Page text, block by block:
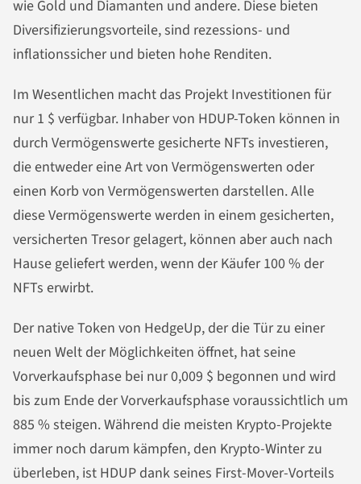
wie Gold und Diamanten und andere. Diese bieten
Diversifizierungsvorteile, sind rezessions- und
inflationssicher und bieten hohe Renditen.
Im Wesentlichen macht das Projekt Investitionen für
nur 1 $ verfügbar. Inhaber von HDUP-Token können in
durch Vermögenswerte gesicherte NFTs investieren,
die entweder eine Art von Vermögenswerten oder
einen Korb von Vermögenswerten darstellen. Alle
diese Vermögenswerte werden in einem gesicherten,
versicherten Tresor gelagert, können aber auch nach
Hause geliefert werden, wenn der Käufer 100 % der
NFTs erwirbt.
Der native Token von HedgeUp, der die Tür zu einer
neuen Welt der Möglichkeiten öffnet, hat seine
Vorverkaufsphase bei nur 0,009 $ begonnen und wird
bis zum Ende der Vorverkaufsphase voraussichtlich um
885 % steigen. Während die meisten Krypto-Projekte
immer noch darum kämpfen, den Krypto-Winter zu
überleben, ist HDUP dank seines First-Mover-Vorteils